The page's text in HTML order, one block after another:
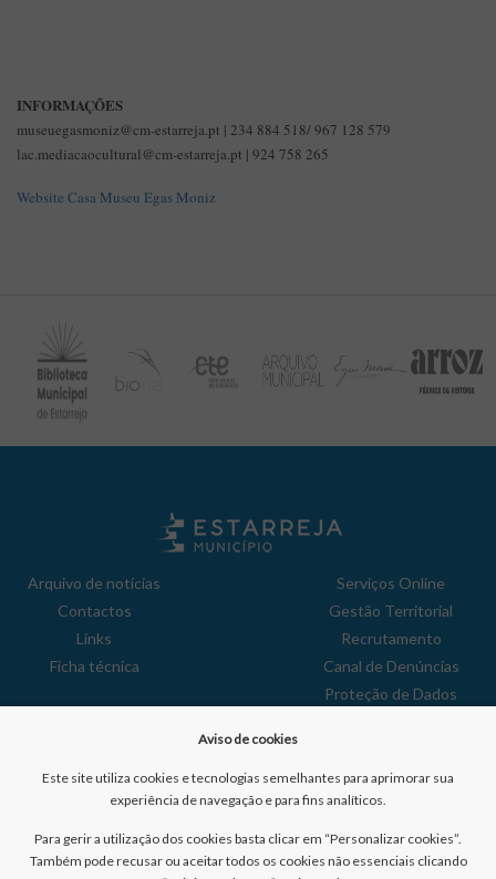
INFORMAÇÕES
museuegasmoniz@cm-estarreja.pt | 234 884 518/ 967 128 579
lac.mediacaocultural@cm-estarreja.pt | 924 758 265
Website Casa Museu Egas Moniz
Arquivo de notícias
Contactos
Links
Ficha técnica
Serviços Online
Gestão Territorial
Recrutamento
Canal de Denúncias
Proteção de Dados
Reclamações
Aviso de cookies
Este site utiliza cookies e tecnologias semelhantes para aprimorar sua
experiência de navegação e para fins analíticos.
Para gerir a utilização dos cookies basta clicar em “Personalizar cookies”.
Também pode recusar ou aceitar todos os cookies não essenciais clicando